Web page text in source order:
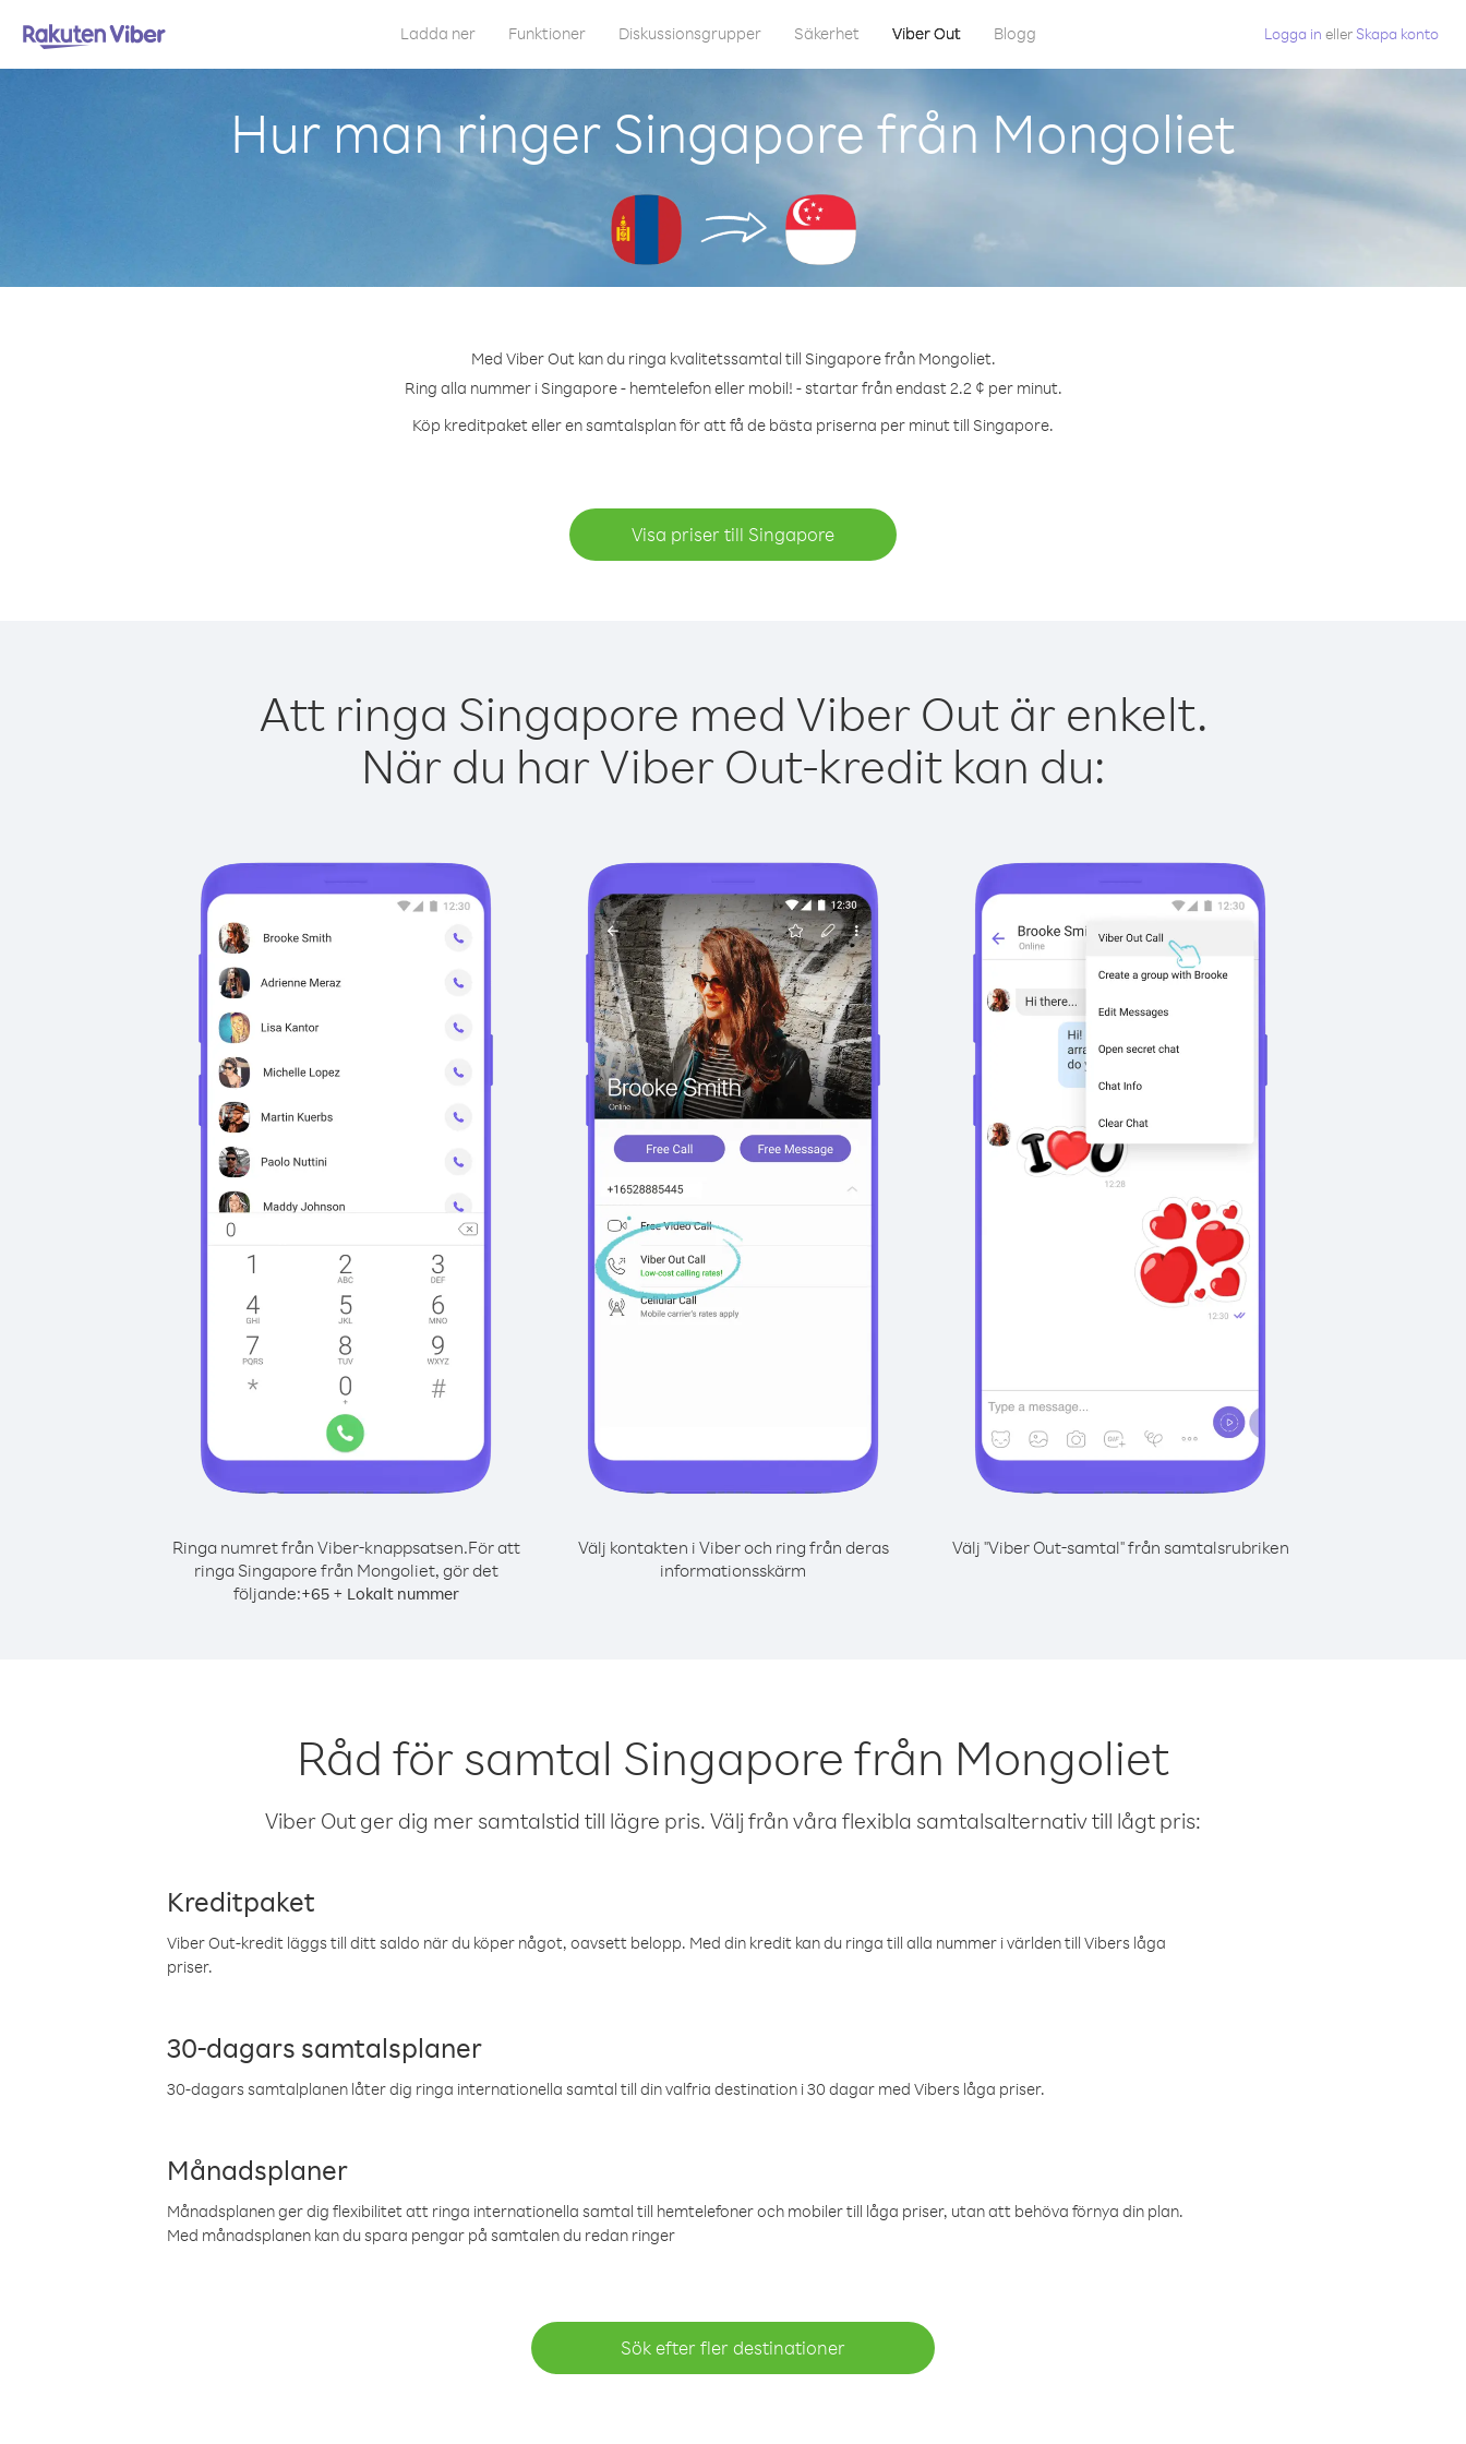
Ladda ner Funktioner Diskussionsgrupper Säkerhet Viber Out Blogg Logga in eller Skapa konto
Hur man ringer Singapore från Mongoliet
Med Viber Out kan du ringa kvalitetssamtal till Singapore från Mongoliet.
Ring alla nummer i Singapore - hemtelefon eller mobil! - startar från endast 2.2 ¢ per minut.
Köp kreditpaket eller en samtalsplan för att få de bästa priserna per minut till Singapore.
Visa priser till Singapore
Att ringa Singapore med Viber Out är enkelt.
När du har Viber Out-kredit kan du:
Ringa numret från Viber-knappsatsen.För att
ringa Singapore från Mongoliet, gör det
följande:+65+ Lokalt nummer
Välj kontakten i Viber och ring från deras
informationsskärm
Välj "Viber Out-samtal" från samtalsrubriken
Råd för samtal Singapore från Mongoliet
Viber Out ger dig mer samtalstid till lägre pris. Välj från våra flexibla samtalsalternativ till lågt pris:
Kreditpaket
Viber Out-kredit läggs till ditt saldo när du köper något, oavsett belopp. Med din kredit kan du ringa till alla nummer i världen till Vibers låga
priser.
30-dagars samtalsplaner
30-dagars samtalplanen låter dig ringa internationella samtal till din valfria destination i 30 dagar med Vibers låga priser.
Månadsplaner
Månadsplanen ger dig flexibilitet att ringa internationella samtal till hemtelefoner och mobiler till låga priser, utan att behöva förnya din plan.
Med månadsplanen kan du spara pengar på samtalen du redan ringer
Sök efter fler destinationer